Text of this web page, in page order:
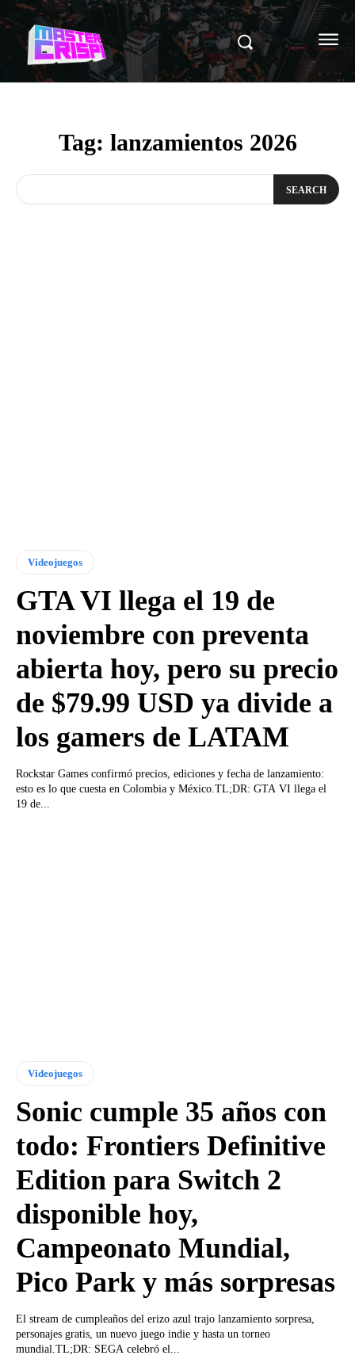
Tag: lanzamientos 2026
SEARCH
Videojuegos
GTA VI llega el 19 de
noviembre con preventa
abierta hoy, pero su precio
de $79.99 USD ya divide a
los gamers de LATAM
Rockstar Games confirmó precios, ediciones y fecha de lanzamiento:
esto es lo que cuesta en Colombia y México.TL;DR: GTA VI llega el
19 de...
Videojuegos
Sonic cumple 35 años con
todo: Frontiers Definitive
Edition para Switch 2
disponible hoy,
Campeonato Mundial,
Pico Park y más sorpresas
El stream de cumpleaños del erizo azul trajo lanzamiento sorpresa,
personajes gratis, un nuevo juego indie y hasta un torneo
mundial.TL;DR: SEGA celebró el...